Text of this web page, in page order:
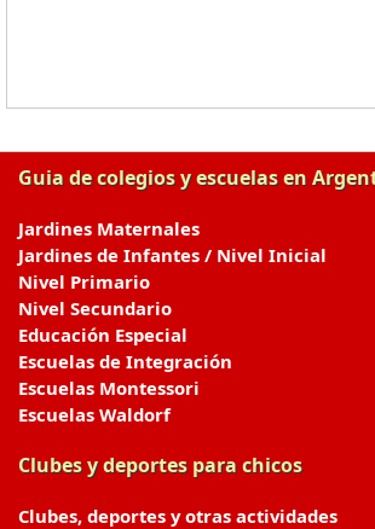
Guia de colegios y escuelas en
Jardines Maternales
Jardines de Infantes / Nivel Inicial
Nivel Primario
Nivel Secundario
Educación Especial
Escuelas de Integración
Escuelas Montessori
Escuelas Waldorf
Clubes y deportes para chicos
Clubes, deportes y otras actividades